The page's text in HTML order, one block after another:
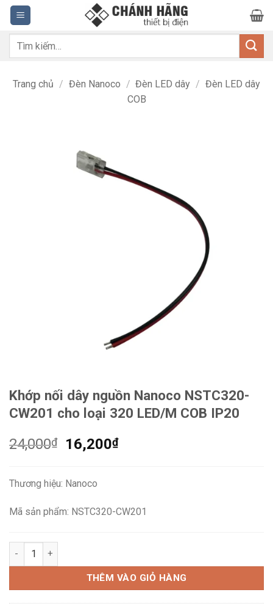
Bỏ
qua
nội
dung
Tìm
Trang chủ / Đèn Nanoco / Đèn LED dây / Đèn LED dây
COB
Khớp nối dây nguồn Nanoco NSTC320-
CW201 cho loại 320 LED/M COB IP20
24,000₫
Giá
24,000₫.
16,200₫Giá
Thương hiệu: Nanoco
Mã sản phẩm: NSTC320-CW201
Khớp nối dây nguồn Nanoco NSTC320-CW201 cho loại 320
THÊM VÀO GIỎ HÀNG